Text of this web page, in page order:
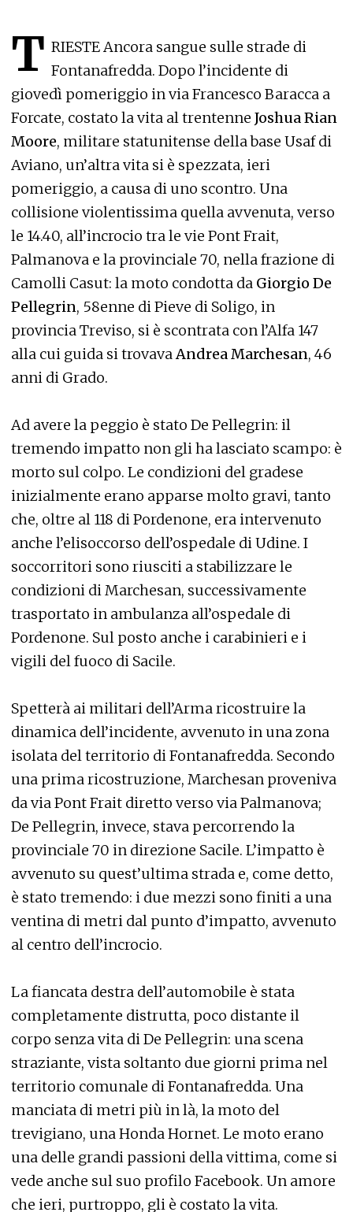
T RIESTE Ancora sangue sulle strade di
Fontanafredda. Dopo l’incidente di
giovedì pomeriggio in via Francesco Baracca a
Forcate, costato la vita al trentenne Joshua Rian
Moore, militare statunitense della base Usaf di
Aviano, un’altra vita si è spezzata, ieri
pomeriggio, a causa di uno scontro. Una
collisione violentissima quella avvenuta, verso
le 14.40, all’incrocio tra le vie Pont Frait,
Palmanova e la provinciale 70, nella frazione di
Camolli Casut: la moto condotta da Giorgio De
Pellegrin, 58enne di Pieve di Soligo, in
provincia Treviso, si è scontrata con l’Alfa 147
alla cui guida si trovavaAndrea Marchesan, 46
anni di Grado.
Ad avere la peggio è stato De Pellegrin: il
tremendo impatto non gli ha lasciato scampo: è
morto sul colpo. Le condizioni del gradese
inizialmente erano apparse molto gravi, tanto
che, oltre al 118 di Pordenone, era intervenuto
anche l’elisoccorso dell’ospedale di Udine. I
soccorritori sono riusciti a stabilizzare le
condizioni di Marchesan, successivamente
trasportato in ambulanza all’ospedale di
Pordenone. Sul posto anche i carabinieri e i
vigili del fuoco di Sacile.
Spetterà ai militari dell’Arma ricostruire la
dinamica dell’incidente, avvenuto in una zona
isolata del territorio di Fontanafredda. Secondo
una prima ricostruzione, Marchesan proveniva
da via Pont Frait diretto verso via Palmanova;
De Pellegrin, invece, stava percorrendo la
provinciale 70 in direzione Sacile. L’impatto è
avvenuto su quest’ultima strada e, come detto,
è stato tremendo: i due mezzi sono finiti a una
ventina di metri dal punto d’impatto, avvenuto
al centro dell’incrocio.
La fiancata destra dell’automobile è stata
completamente distrutta, poco distante il
corpo senza vita di De Pellegrin: una scena
straziante, vista soltanto due giorni prima nel
territorio comunale di Fontanafredda. Una
manciata di metri più in là, la moto del
trevigiano, una Honda Hornet. Le moto erano
una delle grandi passioni della vittima, come si
vede anche sul suo profilo Facebook. Un amore
che ieri, purtroppo, gli è costato la vita.